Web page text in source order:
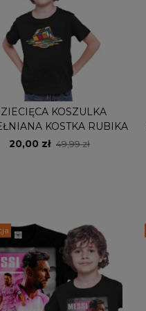
KOSZULKA
KOSTKA RUBIKA
20,00 zł 49,99 zł